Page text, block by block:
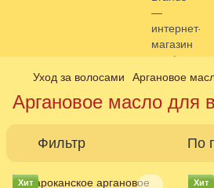
Уход за волосами Аргановое
Аргановое масло для
Фильтр По
Хит
Хит